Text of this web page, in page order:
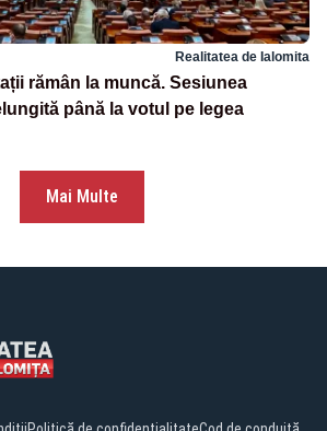
Realitatea de Ialomita
rămân la muncă. Sesiunea
până la votul pe legea
Mai Multe